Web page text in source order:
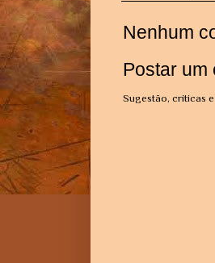
Nenhum
Postar um
Sugestão, críticas